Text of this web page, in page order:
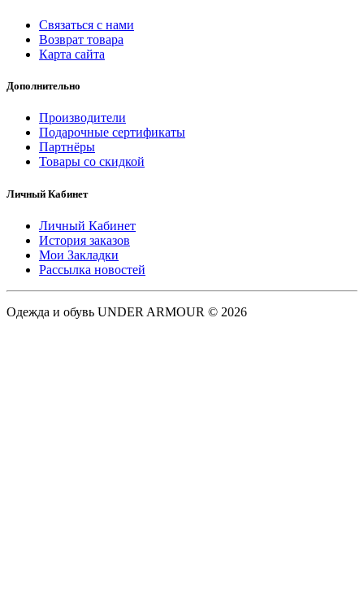
Связаться с нами
Возврат товара
Карта сайта
Дополнительно
Производители
Подарочные сертификаты
Партнёры
Товары со скидкой
Личный Кабинет
Личный Кабинет
История заказов
Мои Закладки
Рассылка новостей
Одежда и обувь UNDER ARMOUR © 2026